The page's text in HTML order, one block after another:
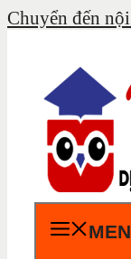
Chuyển đến